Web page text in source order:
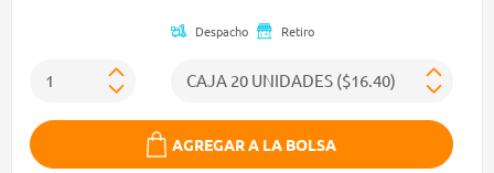
Despacho Retiro
AGREGAR A LA BOLSA